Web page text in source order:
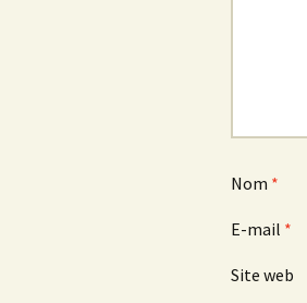
Nom *
E-mail *
Site web